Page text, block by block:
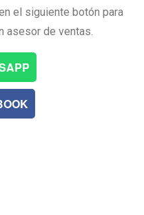
el siguiente botón para
asesor de ventas.